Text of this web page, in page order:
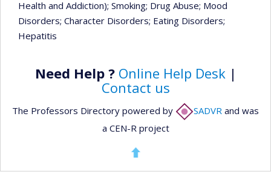
Health and Addiction); Smoking; Drug Abuse; Mood
Disorders; Character Disorders; Eating Disorders;
Hepatitis
Need Help ? Online Help Desk|
Contact us
The Professors Directory powered by SADVR and was
a CEN-R project